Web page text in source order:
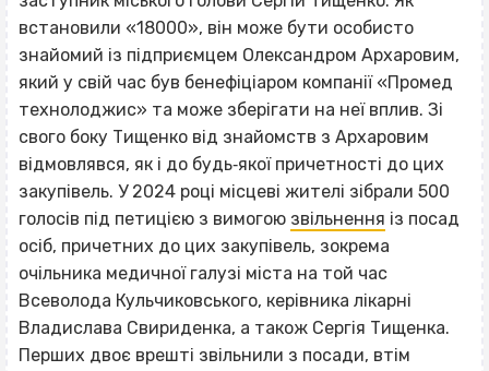
встановили «18000», він може бути особисто
знайомий із підприємцем Олександром Архаровим,
який у свій час був бенефіціаром компанії «Промед
технолоджис» та може зберігати на неї вплив. Зі
свого боку Тищенко від знайомств з Архаровим
відмовлявся, як і до будь‐якої причетності до цих
закупівель. У 2024 році місцеві жителі зібрали 500
голосів під петицією з вимогою звільнення із посад
осіб, причетних до цих закупівель, зокрема
очільника медичної галузі міста на той час
Всеволода Кульчиковського, керівника лікарні
Владислава Свириденка, а також Сергія Тищенка.
Перших двоє врешті звільнили з посади, втім